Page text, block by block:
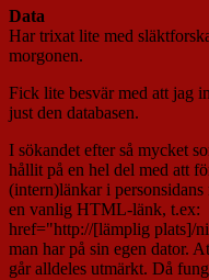
Data
Har trixat lite med
morgonen.
Fick lite besvär med att jag
just den databasen.
I sökandet efter så mycket
hållit på en hel del med att
(intern)länkar i
en vanlig HTML-länk, t.ex:
href="http://[lämplig plats]/
man har på sin egen dator.
går alldeles utmärkt. Då